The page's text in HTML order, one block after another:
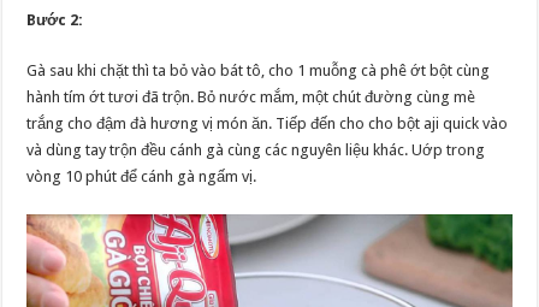
Bước 2:
Gà sau khi chặt thì ta bỏ vào bát tô, cho 1 muỗng cà phê ớt bột cùng
hành tím ớt tươi đã trộn. Bỏ nước mắm, một chút đường cùng mè
trắng cho đậm đà hương vị món ăn. Tiếp đến cho cho bột aji quick vào
và dùng tay trộn đều cánh gà cùng các nguyên liệu khác. Uớp trong
vòng 10 phút để cánh gà ngấm vị.